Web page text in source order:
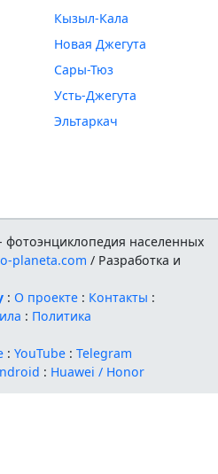
Кызыл-Кала
Новая Джегута
Сары-Тюз
Усть-Джегута
Эльтаркач
фотоэнциклопедия населенных
planeta.com / Разработка и
: О проекте : Контакты :
: Политика
:YouTube :Telegram
: Huawei / Honor